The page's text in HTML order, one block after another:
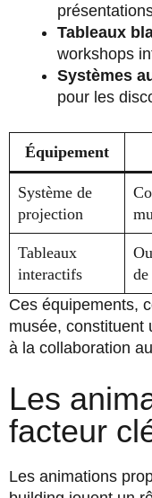
Tableaux
workshops
Systèmes
pour les
Équipement
Système de
projection
Tableaux
interactifs
Ces équipements,
musée, constituent
à la collaboration
Les
facteur
Les animations